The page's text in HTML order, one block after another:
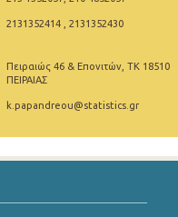
2131352414 , 2131352430
Πειραιώς 46 & Επονιτών, ΤΚ 18510
ΠΕΙΡΑΙΑΣ
k.papandreou@statistics.gr